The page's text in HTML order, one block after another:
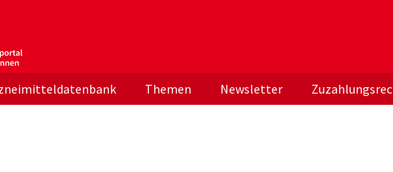
der deutschen ApothekerInnen
Themen Newsletter